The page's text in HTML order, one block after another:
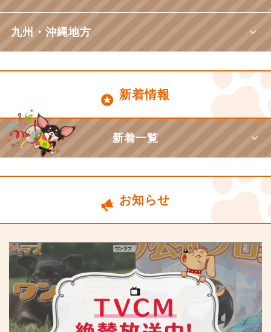
九州・沖縄地方
新着情報
新着一覧
お知らせ